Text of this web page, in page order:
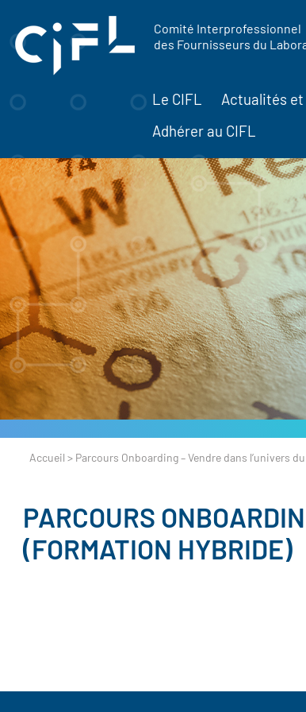
Comité Interprofessionnel
des Fournisseurs du
Le CIFL Actualités et
Adhérer au CIFL
Accueil > Parcours Onboarding – Vendre dans l’univers
PARCOURS
(FORMATION HYBRIDE)